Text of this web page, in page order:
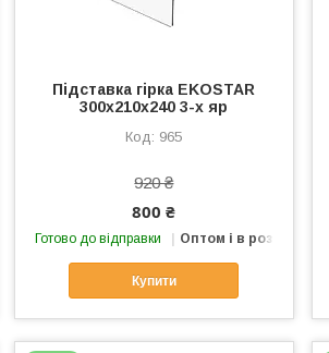
Підставка гірка EKOSTAR
300х210х240 3-х яр
965
920 ₴
800 ₴
Готово до відправки Оптом і в роздріб
Купити